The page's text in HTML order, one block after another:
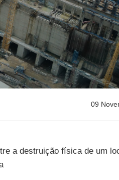
09
a destruição física de um